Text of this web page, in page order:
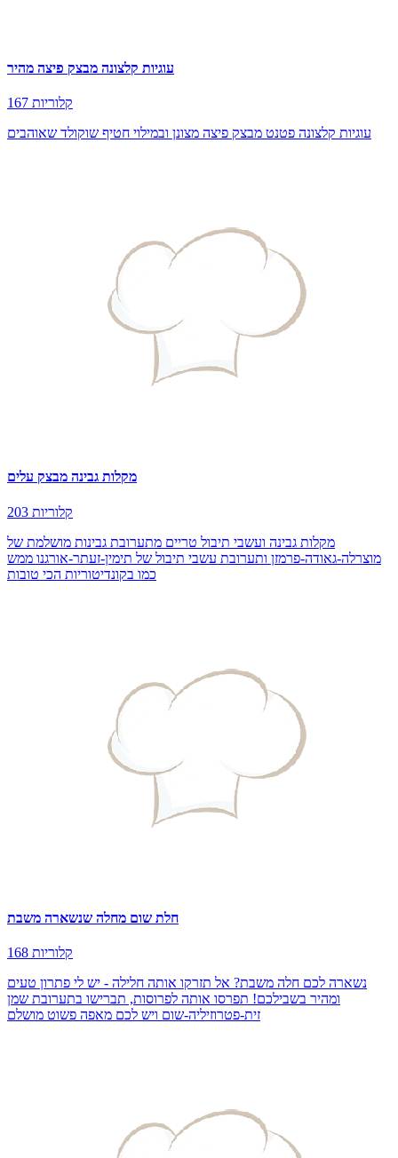
עוגיות קלצונה מבצק פיצה מהיר
167 קלוריות
עוגיות קלצונה פטנט מבצק פיצה מצונן ובמילוי חטיף שוקולד שאוהבים
מקלות גבינה מבצק עלים
203 קלוריות
מקלות גבינה ועשבי תיבול טריים מתערובת גבינות מושלמת של
מוצרלה-גאודה-פרמזן ותערובת עשבי תיבול של תימין-זעתר-אורגנו ממש
כמו בקונדיטוריות הכי טובות
חלת שום מחלה שנשארה משבת
168 קלוריות
נשארה לכם חלה משבת? אל תזרקו אותה חלילה - יש לי פתרון טעים
ומהיר בשבילכם! תפרסו אותה לפרוסות, תברישו בתערובת שמן
זית-פטרוזיליה-שום ויש לכם מאפה פשוט מושלם